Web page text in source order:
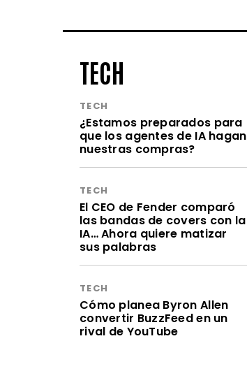
TECH
TECH
¿Estamos preparados para
que los agentes de IA hagan
nuestras compras?
TECH
El CEO de Fender comparó
las bandas de covers con la
IA… Ahora quiere matizar
sus palabras
TECH
Cómo planea Byron Allen
convertir BuzzFeed en un
rival de YouTube